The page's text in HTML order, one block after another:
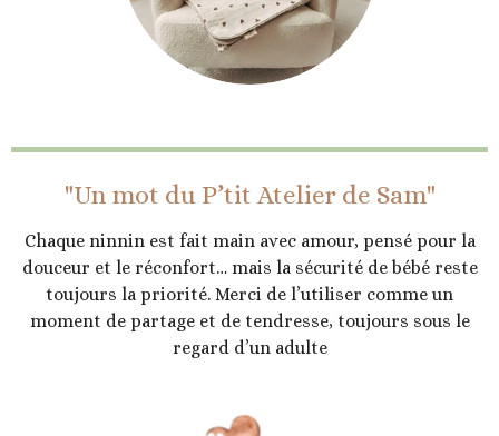
"Un mot du P’tit Atelier de Sam"
Chaque ninnin est fait main avec amour, pensé pour la
douceur et le réconfort… mais la sécurité de bébé reste
toujours la priorité. Merci de l’utiliser comme un
moment de partage et de tendresse, toujours sous le
regard d’un adulte